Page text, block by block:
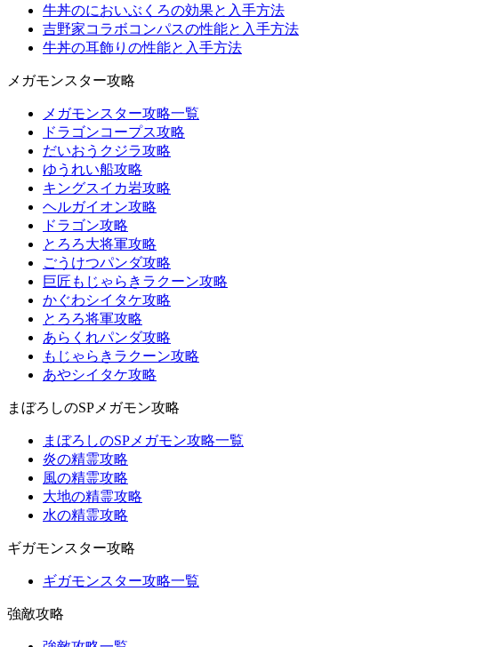
牛丼のにおいぶくろの効果と入手方法
吉野家コラボコンパスの性能と入手方法
牛丼の耳飾りの性能と入手方法
メガモンスター攻略
メガモンスター攻略一覧
ドラゴンコープス攻略
だいおうクジラ攻略
ゆうれい船攻略
キングスイカ岩攻略
ヘルガイオン攻略
ドラゴン攻略
とろろ大将軍攻略
ごうけつパンダ攻略
巨匠もじゃらきラクーン攻略
かぐわシイタケ攻略
とろろ将軍攻略
あらくれパンダ攻略
もじゃらきラクーン攻略
あやシイタケ攻略
まぼろしのSPメガモン攻略
まぼろしのSPメガモン攻略一覧
炎の精霊攻略
風の精霊攻略
大地の精霊攻略
水の精霊攻略
ギガモンスター攻略
ギガモンスター攻略一覧
強敵攻略